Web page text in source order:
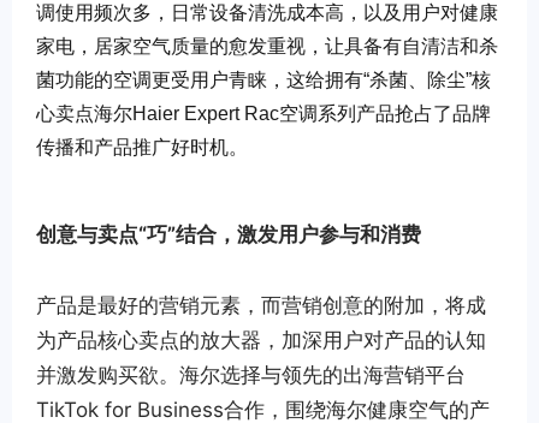
调使用频次多，日常设备清洗成本高，以及用户对健康
家电，居家空气质量的愈发重视，让具备有自清洁和杀
菌功能的空调更受用户青睐，这给拥有“杀菌、除尘”核
心卖点海尔Haier Expert Rac空调系列产品抢占了品牌
传播和产品推广好时机。
创意与卖点“巧”结合，激发用户参与和消费
产品是最好的营销元素，而营销创意的附加，将成
为产品核心卖点的放大器，加深用户对产品的认知
并激发购买欲。海尔选择与领先的出海营销平台
TikTok for Business合作，围绕海尔健康空气的产